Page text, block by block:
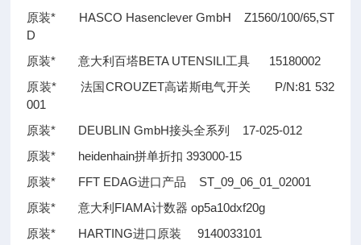
原装* HASCO Hasenclever GmbH Z1560/100/65,ST
D
原装* 意大利百塔BETA UTENSILI工具 15180002
原装* 法国CROUZET高诺斯电气开关 P/N:81 532
001
原装* DEUBLIN GmbH接头全系列 17-025-012
原装* heidenhain拼单折扣 393000-15
原装* FFT EDAG进口产品 ST_09_06_01_02001
原装* 意大利FIAMA计数器 op5a10dxf20g
原装* HARTING进口原装 9140033101